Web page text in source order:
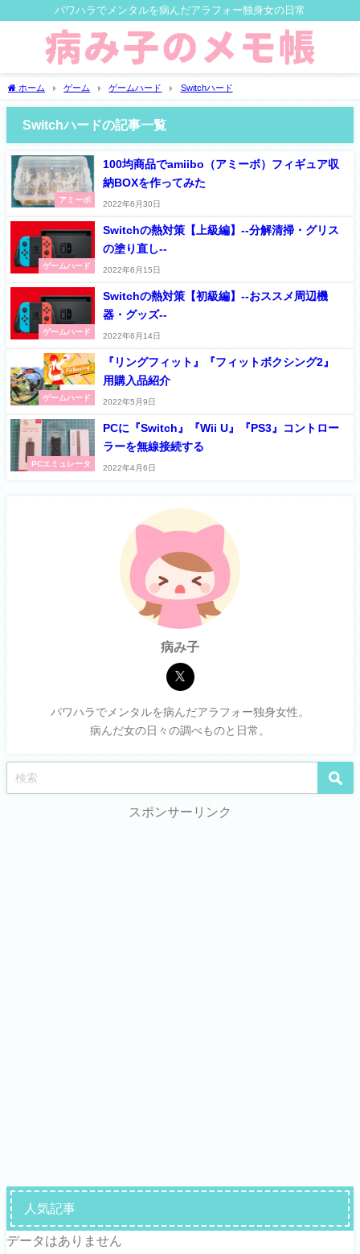
パワハラでメンタルを病んだアラフォー独身女の日常
ホーム ゲーム ゲームハード Switchハード
Switchハードの記事一覧
アミーボ
100均商品でamiibo（アミーボ）フィギュア収
納BOXを作ってみた
2022年6月30日
ゲームハード
Switchの熱対策【上級編】--分解清掃・グリス
の塗り直し--
2022年6月15日
ゲームハード
Switchの熱対策【初級編】--おススメ周辺機
器・グッズ--
2022年6月14日
ゲームハード
『リングフィット』『フィットボクシング2』
用購入品紹介
2022年5月9日
PCエミュレータ
PCに『Switch』『Wii U』『PS3』コントロー
ラーを無線接続する
2022年4月6日
病み子
パワハラでメンタルを病んだアラフォー独身女性。
病んだ女の日々の調べものと日常。
スポンサーリンク
人気記事
データはありません